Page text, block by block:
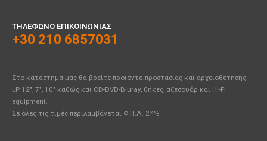
ΤΗΛΈΦΩΝΟ ΕΠΙΚΟΙΝΩΝΊΑΣ
+30 210 6857031
Στο κατάστημά μας θα βρείτε προιόντα προστασίας και αρχειοθέτησης
LP 12", 7", 10" καθώς και CD-DVD-Bluray, θήκες, αξεσουάρ και Hi-Fi
equipment.
Σε όλες τις τιμές περιλαμβάνεται Φ.Π.Α. 24%